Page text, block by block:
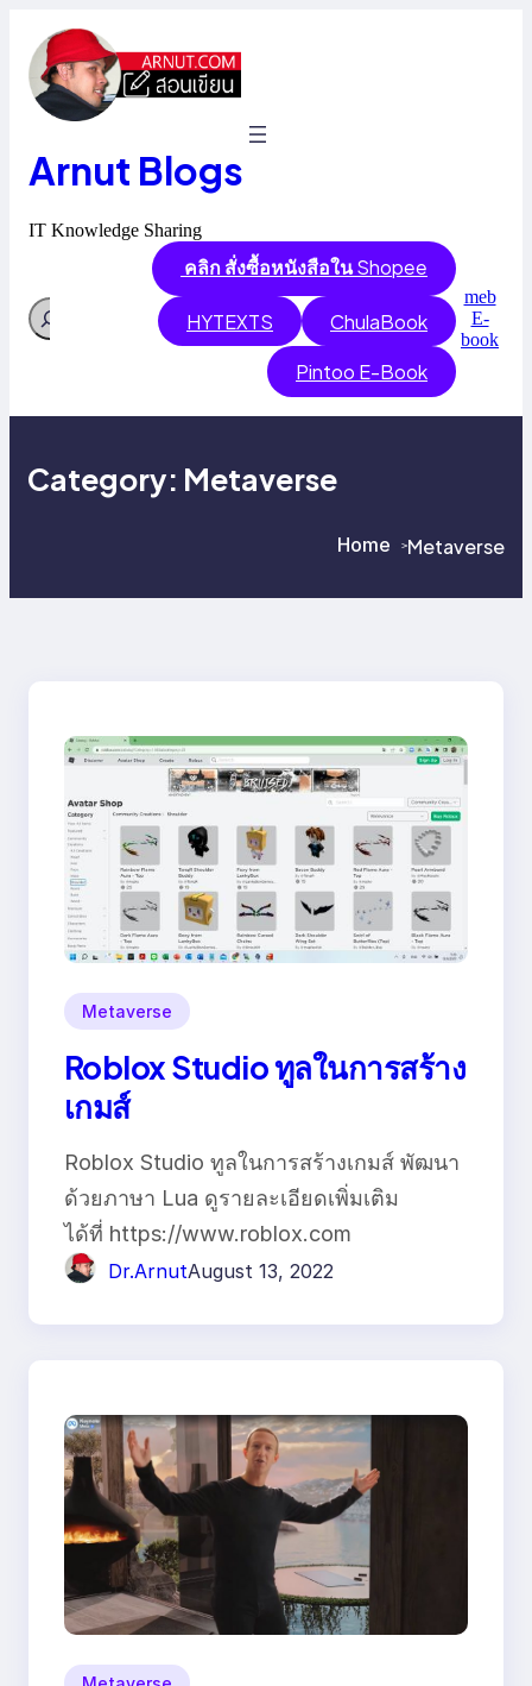
content
Arnut Blogs
IT Knowledge Sharing
Search
คลิก สั่งซื้อหนังสือในShopee
HYTEXTS ChulaBook
Pintoo E-Book
meb
E-
book
Category: Metaverse
Home >Metaverse
Metaverse
Roblox Studio ทูลในการสร้าง
เกมส์
Roblox Studio ทูลในการสร้างเกมส์ พัฒนา
ด้วยภาษา Lua ดูรายละเอียดเพิ่มเติม
ได้ที่ https://www.roblox.com
Dr.ArnutAugust 13, 2022